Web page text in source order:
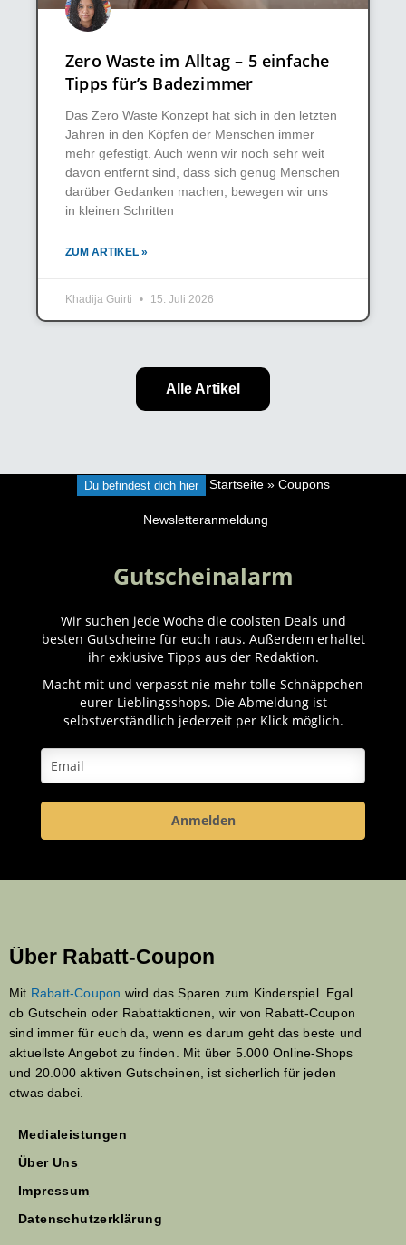
Zero Waste im Alltag – 5 einfache
Tipps für’s Badezimmer
Das Zero Waste Konzept hat sich in den letzten
Jahren in den Köpfen der Menschen immer
mehr gefestigt. Auch wenn wir noch sehr weit
davon entfernt sind, dass sich genug Menschen
darüber Gedanken machen, bewegen wir uns
in kleinen Schritten
ZUM ARTIKEL »
Khadija Guirti 15. Juli 2026
Alle Artikel
Du befindest dich hier Startseite» Coupons
Newsletteranmeldung
Gutscheinalarm
Wir suchen jede Woche die coolsten Deals und
besten Gutscheine für euch raus. Außerdem erhaltet
ihr exklusive Tipps aus der Redaktion.
Macht mit und verpasst nie mehr tolle Schnäppchen
eurer Lieblingsshops. Die Abmeldung ist
selbstverständlich jederzeit per Klick möglich.
Anmelden
Über Rabatt-Coupon
Mit Rabatt-Coupon wird das Sparen zum Kinderspiel. Egal
ob Gutschein oder Rabattaktionen, wir von Rabatt-Coupon
sind immer für euch da, wenn es darum geht das beste und
aktuellste Angebot zu finden. Mit über 5.000 Online-Shops
und 20.000 aktiven Gutscheinen, ist sicherlich für jeden
etwas dabei.
Medialeistungen
Über Uns
Impressum
Datenschutzerklärung